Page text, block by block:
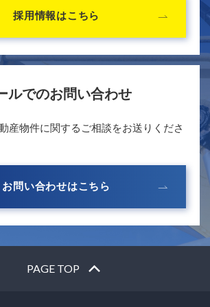
採用情報はこちら
ルでのお問い合わせ
産物件に関するご相談をお送りくださ
お問い合わせはこちら
PAGE TOP